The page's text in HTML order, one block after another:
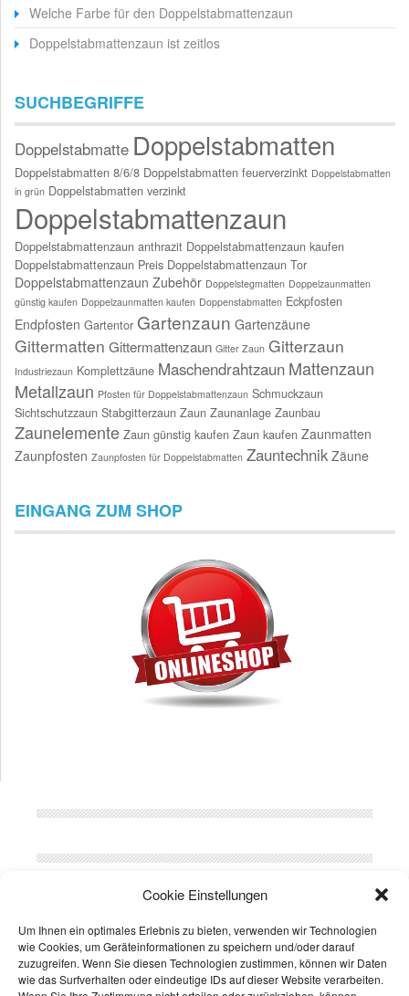
Cookie Einstellungen
Um Ihnen ein optimales Erlebnis zu bieten, verwenden wir Technologien
wie Cookies, um Geräteinformationen zu speichern und/oder darauf
zuzugreifen. Wenn Sie diesen Technologien zustimmen, können wir Daten
wie das Surfverhalten oder eindeutige IDs auf dieser Website verarbeiten.
Welche Farbe für den Doppelstabmattenzaun
Doppelstabmattenzaun ist zeitlos
SUCHBEGRIFFE
Doppelstabmatte Doppelstabmatten
Doppelstabmatten 8/6/8 Doppelstabmatten feuerverzinkt Doppelstabmatten
in grün Doppelstabmatten verzinkt
Doppelstabmattenzaun
Doppelstabmattenzaun anthrazit Doppelstabmattenzaun kaufen
Doppelstabmattenzaun Preis Doppelstabmattenzaun Tor
Doppelstabmattenzaun Zubehör Doppelstegmatten Doppelzaunmatten
günstig kaufen Doppelzaunmatten kaufen Doppenstabmatten Eckpfosten
Endpfosten Gartentor Gartenzaun Gartenzäune
Gittermatten Gittermattenzaun Gitter Zaun Gitterzaun
Industriezaun Komplettzäune Maschendrahtzaun Mattenzaun
Metallzaun Pfosten für Doppelstabmattenzaun Schmuckzaun
Sichtschutzzaun Stabgitterzaun Zaun Zaunanlage Zaunbau
Zaunelemente Zaun günstig kaufen Zaun kaufen Zaunmatten
Zaunpfosten Zaunpfosten für Doppelstabmatten Zauntechnik Zäune
EINGANG ZUM SHOP
Fatal error: Uncaught wfWAFStorageFileException: Unable to verify
temporary file contents for atomic writing. in /var/www/web131-